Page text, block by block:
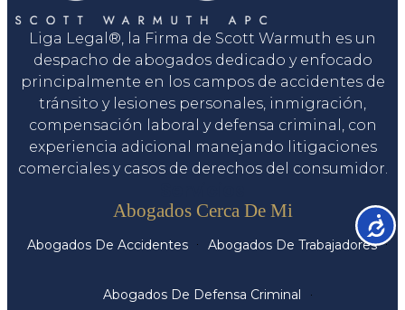
Liga Legal®, la Firma de Scott Warmuth es un
despacho de abogados dedicado y enfocado
principalmente en los campos de accidentes de
tránsito y lesiones personales, inmigración,
compensación laboral y defensa criminal, con
experiencia adicional manejando litigaciones
comerciales y casos de derechos del consumidor.
Abogados Cerca De Mi
Abogados De Accidentes Abogados De Trabajadores
Abogados De Defensa Criminal